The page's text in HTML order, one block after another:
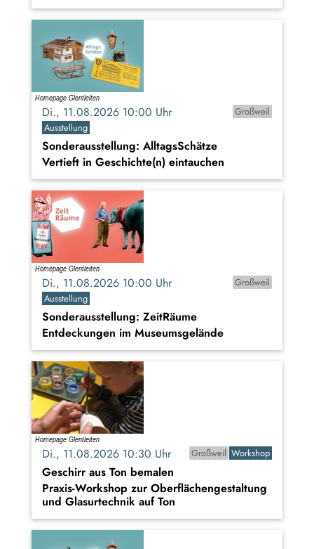
Di., 11.08.2026 10:00 Uhr
Großweil
Ausstellung
Sonderausstellung: AlltagsSchätze
Vertieft in Geschichte(n) eintauchen
Di., 11.08.2026 10:00 Uhr
Großweil
Ausstellung
Sonderausstellung: ZeitRäume
Entdeckungen im Museumsgelände
Di., 11.08.2026 10:30 Uhr Großweil Workshop
Geschirr aus Ton bemalen
Praxis-Workshop zur Oberflächengestaltung
und Glasurtechnik auf Ton